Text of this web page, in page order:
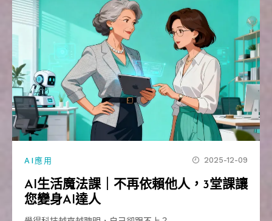
AI應用 2025-12-09
AI生活魔法課｜不再依賴他人，3堂課讓
您變身AI達人